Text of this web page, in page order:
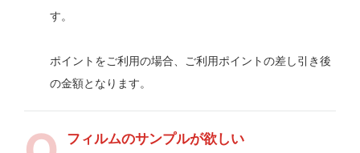
す。
ポイントをご利用の場合、ご利用ポイントの差し引き後
の金額となります。
フィルムのサンプルが欲しい